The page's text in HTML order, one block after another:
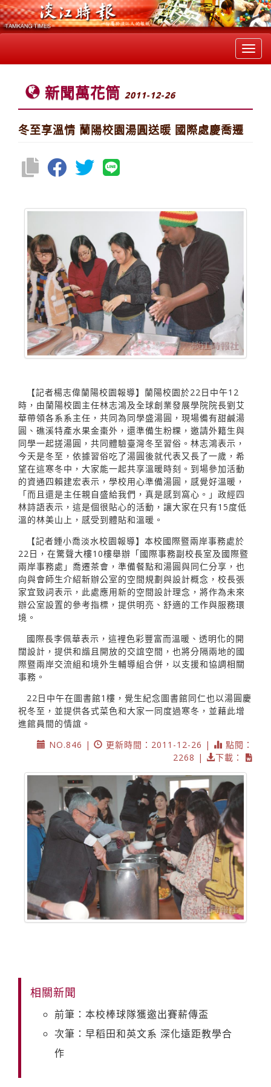
新聞萬花筒 2011-12-26
冬至享溫情 蘭陽校園湯圓送暖 國際處慶喬遷
【記者楊志偉蘭陽校園報導】蘭陽校園於22日中午12
時，由蘭陽校園主任林志鴻及全球創業發展學院院長劉艾
華帶領各系系主任，共同為同學盛湯圓，現場備有甜鹹湯
圓、礁溪特產水果金棗外，還準備生粉粿，邀請外籍生與
同學一起搓湯圓，共同體驗臺灣冬至習俗。林志鴻表示，
今天是冬至，依據習俗吃了湯圓後就代表又長了一歲，希
望在這寒冬中，大家能一起共享溫暖時刻。到場參加活動
的資通四賴建宏表示，學校用心準備湯圓，感覺好溫暖，
「而且還是主任親自盛給我們，真是感到窩心。」政經四
林詩語表示，這是個很貼心的活動，讓大家在只有15度低
溫的林美山上，感受到體貼和溫暖。
【記者鍾小喬淡水校園報導】本校國際暨兩岸事務處於
22日，在驚聲大樓10樓舉辦「國際事務副校長室及國際暨
兩岸事務處」喬遷茶會，準備餐點和湯圓與同仁分享，也
向與會師生介紹新辦公室的空間規劃與設計概念，校長張
家宜致詞表示，此處應用新的空間設計理念，將作為未來
辦公室設置的參考指標，提供明亮、舒適的工作與服務環
境。
國際長李佩華表示，這裡色彩豐富而溫暖、透明化的開
闊設計，提供和諧且開放的交誼空間，也將分隔兩地的國
際暨兩岸交流組和境外生輔導組合併，以支援和協調相關
事務。
22日中午在圖書館1樓，覺生紀念圖書館同仁也以湯圓慶
祝冬至，並提供各式菜色和大家一同度過寒冬，並藉此增
進館員間的情誼。
NO.846 |
更新時間：2011-12-26 |
點閱：
2268 |
下載：
相關新聞
前筆：本校棒球隊獲邀出賽薪傳盃
次筆：早稻田和英文系 深化遠距教學合
作